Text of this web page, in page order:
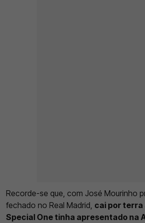
Recorde-se que, com José Mourinho
fechado no Real Madrid, cai por terra
Special One tinha apresentado na